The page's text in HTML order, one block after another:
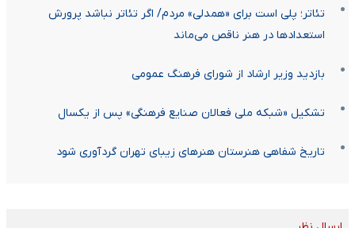
تئاتر؛ پلی است برای «همدلی» مردم/ اگر تئاتر نباشد پرورش
استعدادها در هنر ناقص می‌ماند
بازدید وزیر ارشاد از شورای فرهنگ عمومی
تشکیل «شبکه ملی فعالان صنایع فرهنگی» پس از یکسال
تاریخ شفاهی هنرستان هنرهای زیبای تهران گردآوری شود